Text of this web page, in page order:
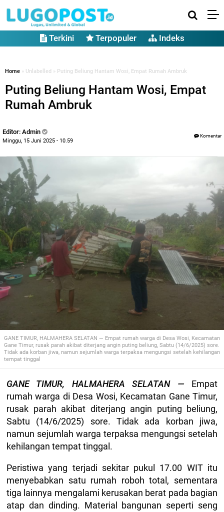
Terkini Terpopuler Indeks
Home » Unlabelled » Puting Beliung Hantam Wosi, Empat Rumah Ambruk
Puting Beliung Hantam Wosi, Empat
Rumah Ambruk
Editor: Admin
Minggu, 15 Juni 2025 - 10.59
Komentar
GANE TIMUR, HALMAHERA SELATAN — Empat rumah warga di Desa Wosi, Kecamatan
Gane Timur, rusak parah akibat diterjang angin puting beliung, Sabtu (14/6/2025) sore.
Tidak ada korban jiwa, namun sejumlah warga terpaksa mengungsi setelah kehilangan
tempat tinggal
GANE TIMUR, HALMAHERA SELATAN — Empat
rumah warga di Desa Wosi, Kecamatan Gane Timur,
rusak parah akibat diterjang angin puting beliung,
Sabtu (14/6/2025) sore. Tidak ada korban jiwa,
namun sejumlah warga terpaksa mengungsi setelah
kehilangan tempat tinggal.
Peristiwa yang terjadi sekitar pukul 17.00 WIT itu
menyebabkan satu rumah roboh total, sementara
tiga lainnya mengalami kerusakan berat pada bagian
atap dan dinding. Material bangunan seperti seng